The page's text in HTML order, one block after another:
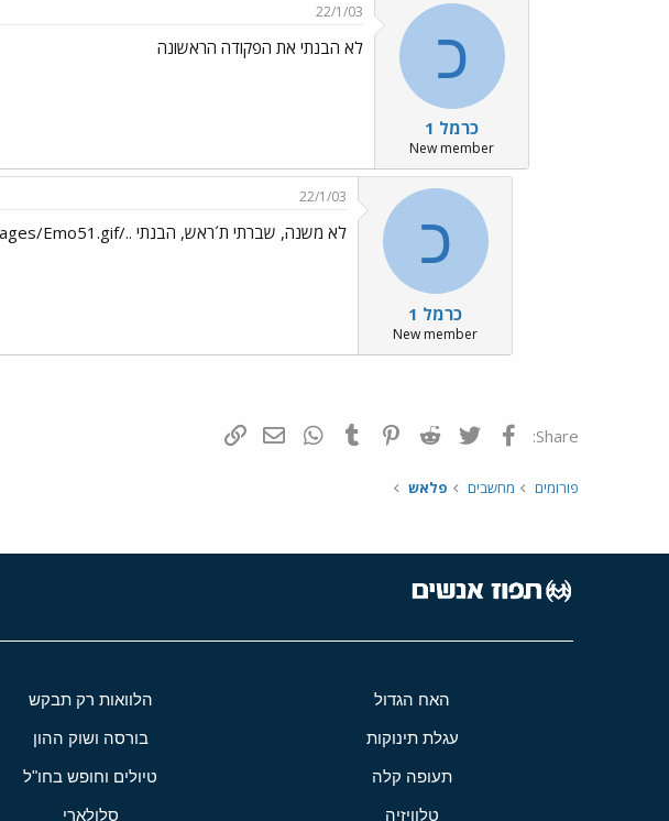
כ
כרמל 1
New member
22/1/03
לא הבנתי את הפקודה הראשונה
כ
כרמל 1
New member
22/1/03
לא משנה, שברתי ת´ראש, הבנתי ../images/Emo51.gif
Share: פייסבוק Twitter
Reddit
Pinterest
Tumblr
WhatsAppדואר אלקטרוני
פורומים מחשבים פלאש
האח הגדול הלוואות רק תבקש
עגלת תינוקות בורסה ושוק ההון
תעופה קלה טיולים וחופש בחו"ל
טלוויזיה סלולארי